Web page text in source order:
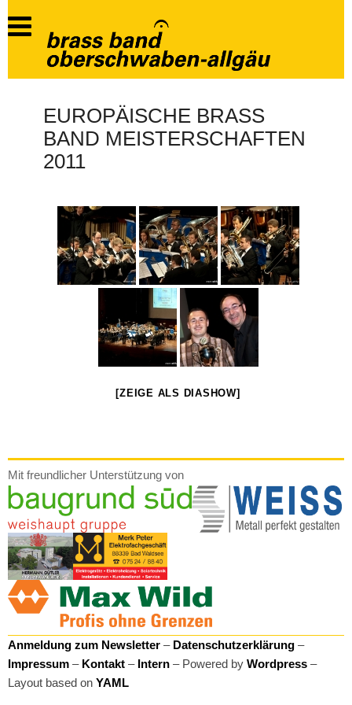
EUROPÄISCHE BRASS
BAND MEISTERSCHAFTEN
2011
[ZEIGE ALS DIASHOW]
Mit freundlicher Unterstützung von
Anmeldung zum Newsletter – Datenschutzerklärung –
Impressum – Kontakt – Intern – Powered by Wordpress –
Layout based on YAML